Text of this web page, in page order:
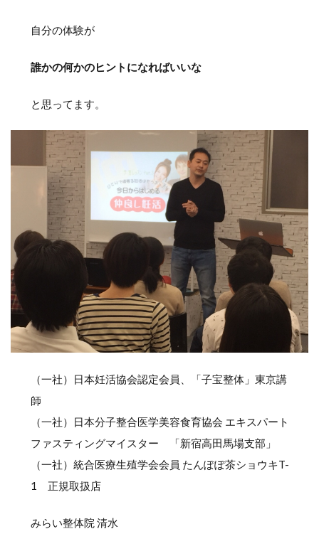
自分の体験が
誰かの何かのヒントになればいいな
と思ってます。
（一社）日本妊活協会認定会員、「子宝整体」東京講
師
（一社）日本分子整合医学美容食育協会 エキスパート
ファスティングマイスター 「新宿高田馬場支部」
（一社）統合医療生殖学会会員 たんぽぽ茶ショウキT-
1 正規取扱店
みらい整体院 清水